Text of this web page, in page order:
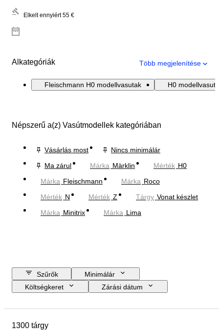
Elkelt ennyiért 55 €
Alkategóriák Több megjelenítése
Fleischmann H0 modellvasutak H0
Népszerű a(z) Vasútmodellek kategóriában
Vásárlás most
Nincs minimálár
Ma zárul
Márka Märklin Mérték H0
Márka Fleischmann Márka Roco
Mérték N Mérték Z Tárgy Vonat készlet
Márka Minitrix Márka Lima
Szűrők
Minimálár
Költségkeret
Zárási dátum
Állapot
1300 tárgy